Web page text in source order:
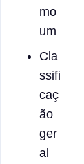
mo
um
Cla
ssifi
caç
ão
ger
al